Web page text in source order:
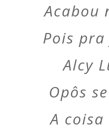
Acabou
Pois
Alcy
Opôs
A